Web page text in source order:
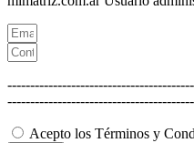
Acepto los Términos y